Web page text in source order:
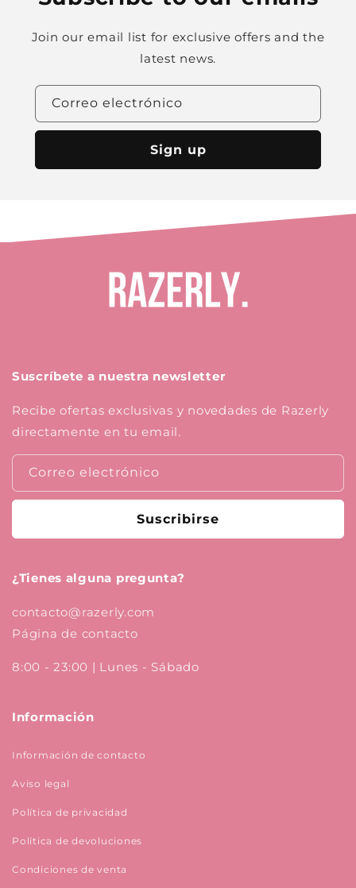
Join our email list for exclusive offers and the
latest news.
Correo electrónico
Sign up
Suscríbete a nuestra newsletter
Recibe ofertas exclusivas y novedades de Razerly
directamente en tu email.
Correo electrónico
Suscribirse
¿Tienes alguna pregunta?
contacto@razerly.com
Página de contacto
8:00 - 23:00 | Lunes - Sábado
Información
Información de contacto
Aviso legal
Política de privacidad
Política de devoluciones
Condiciones de venta